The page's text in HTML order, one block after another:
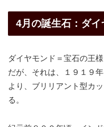
4月の誕生石：ダイ
ダイヤモンド＝宝石の王
だが、それは、１９１９
より、ブリリアント型カ
る。